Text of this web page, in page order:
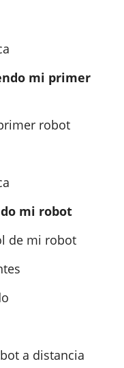
mi primer
robot
mi robot
de mi robot
a distancia